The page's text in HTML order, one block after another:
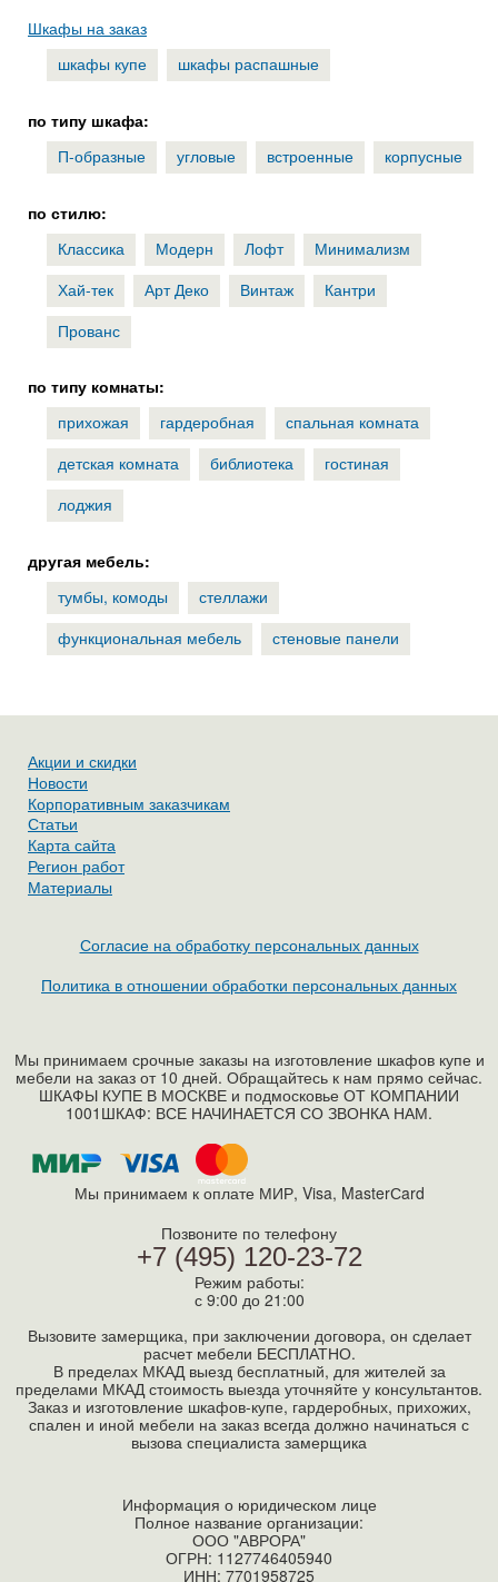
Шкафы на заказ
шкафы купе
шкафы распашные
по типу шкафа:
П-образные
угловые встроенные корпусные
по стилю:
Классика
Модерн Лофт
Минимализм
Хай-тек
Арт Деко Винтаж
Кантри
Прованс
по типу комнаты:
прихожая
гардеробная
спальная комната
детская комната
библиотека
гостиная
лоджия
другая мебель:
тумбы, комоды
стеллажи
функциональная мебель
стеновые панели
Акции и скидки
Новости
Корпоративным заказчикам
Статьи
Карта сайта
Регион работ
Материалы
Согласие на обработку персональных данных
Политика в отношении обработки персональных данных
Мы принимаем срочные заказы на изготовление шкафов купе и
мебели на заказ от 10 дней. Обращайтесь к нам прямо сейчас.
ШКАФЫ КУПЕ В МОСКВЕ и подмосковье ОТ КОМПАНИИ
1001ШКАФ: ВСЕ НАЧИНАЕТСЯ СО ЗВОНКА НАМ.
Мы принимаем к оплате МИР, Visa, MasterСard
Позвоните по телефону
+7 (495) 120-23-72
Режим работы:
с 9:00 до 21:00
Вызовите замерщика, при заключении договора, он сделает
расчет мебели БЕСПЛАТНО.
В пределах МКАД выезд бесплатный, для жителей за
пределами МКАД стоимость выезда уточняйте у консультантов.
Заказ и изготовление шкафов-купе, гардеробных, прихожих,
спален и иной мебели на заказ всегда должно начинаться с
вызова специалиста замерщика
Информация о юридическом лице
Полное название организации:
ООО "АВРОРА"
ОГРН: 1127746405940
ИНН: 7701958725